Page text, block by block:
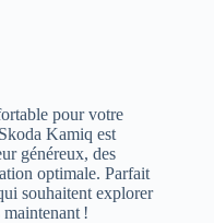
pour votre
Kamiq est
généreux, des
optimale. Parfait
souhaitent explorer
!